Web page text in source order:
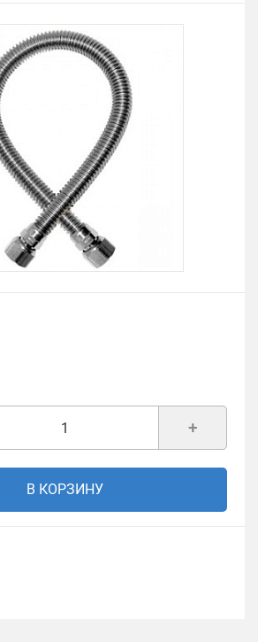
+
В КОРЗИНУ